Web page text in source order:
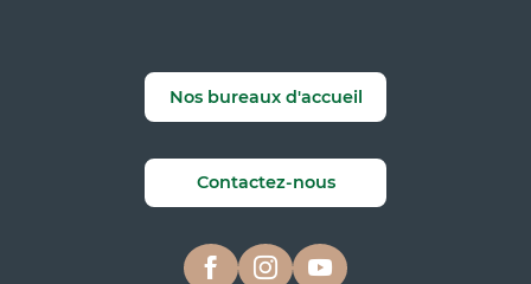
Nos bureaux d'accueil
Contactez-nous